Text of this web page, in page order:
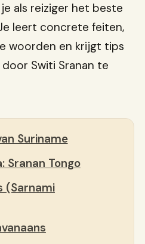
als reiziger het beste
leert concrete feiten,
woorden en krijgt tips
Switi Sranan te
Suriname
Sranan Tongo
(Sarnami